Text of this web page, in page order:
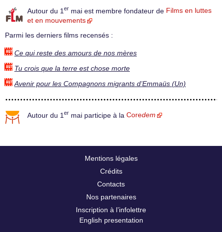
Autour du 1 er mai est membre fondateur de Films en luttes
et en mouvements
Parmi les derniers films recensés :
Ce qui reste des amours de nos mères
Tu crois que la terre est chose morte
Avenir pour les Compagnons migrants d’Emmaüs (Un)
Autour du 1 er mai participe à la Coredem
Mentions légales
Crédits
Contacts
Nos partenaires
Inscription à l’infolettre
English presentation